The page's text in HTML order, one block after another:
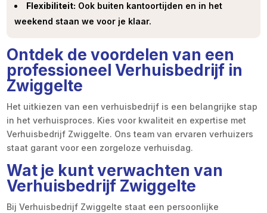
Flexibiliteit: Ook buiten kantoortijden en in het
weekend staan we voor je klaar.
Ontdek de voordelen van een
professioneel Verhuisbedrijf in
Zwiggelte
Het uitkiezen van een verhuisbedrijf is een belangrijke stap
in het verhuisproces. Kies voor kwaliteit en expertise met
Verhuisbedrijf Zwiggelte. Ons team van ervaren verhuizers
staat garant voor een zorgeloze verhuisdag.
Wat je kunt verwachten van
Verhuisbedrijf Zwiggelte
Bij Verhuisbedrijf Zwiggelte staat een persoonlijke